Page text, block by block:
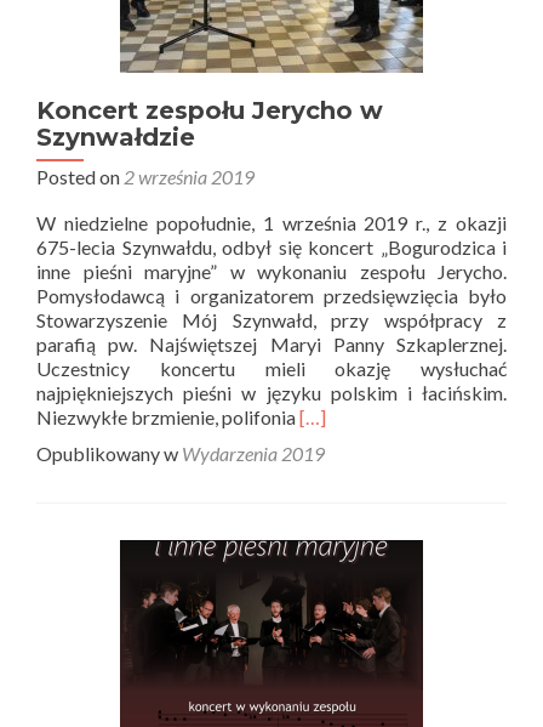
Koncert zespołu Jerycho w
Szynwałdzie
Posted on 2 września 2019
W niedzielne popołudnie, 1 września 2019 r., z okazji
675-lecia Szynwałdu, odbył się koncert „Bogurodzica i
inne pieśni maryjne” w wykonaniu zespołu Jerycho.
Pomysłodawcą i organizatorem przedsięwzięcia było
Stowarzyszenie Mój Szynwałd, przy współpracy z
parafią pw. Najświętszej Maryi Panny Szkaplerznej.
Uczestnicy koncertu mieli okazję wysłuchać
najpiękniejszych pieśni w języku polskim i łacińskim.
Niezwykłe brzmienie, polifoniaRead
about
Jerycho
w
Szynwałdzie
[…]
Opublikowany w Wydarzenia 2019